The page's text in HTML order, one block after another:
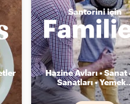
Santorini için
Hazine Avları • Sanat
Sanatları • Yemek